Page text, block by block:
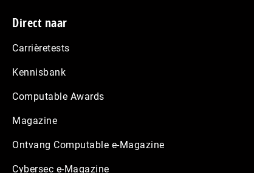
Footer
Direct naar
Carrièretests
Kennisbank
Computable Awards
Magazine
Ontvang Computable e-Magazine
Cybersec e-Magazine